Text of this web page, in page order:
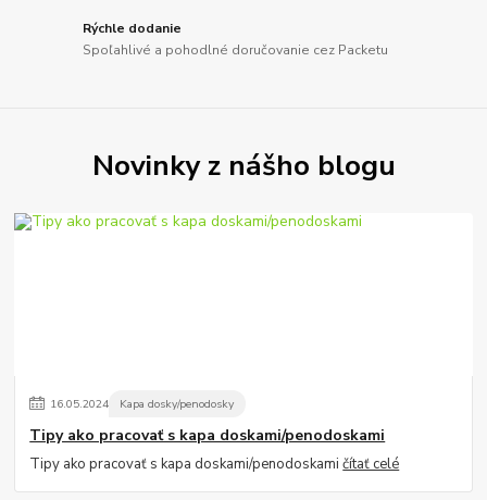
Rýchle dodanie
Spoľahlivé a pohodlné doručovanie cez Packetu
Novinky z nášho blogu
16.05.2024 Kapa dosky/penodosky
Tipy ako pracovať s kapa doskami/penodoskami
Tipy ako pracovať s kapa doskami/penodoskamičítať celé